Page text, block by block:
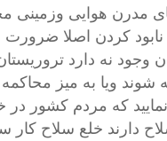
مدرن هوایی وزمینی
نابود کردن اصلا ضرورت
وجود نه دارد
شوند ویا به میز
که مردم کشور
دارند خلع سلاح کار